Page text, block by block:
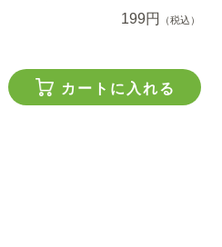
199円
（税込）
カートに入れる